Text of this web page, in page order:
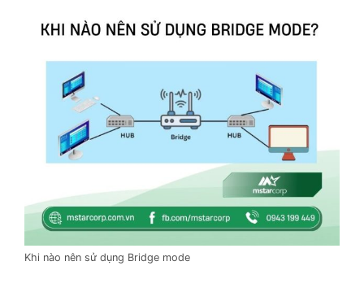
Khi nào nên sử dụng Bridge mode